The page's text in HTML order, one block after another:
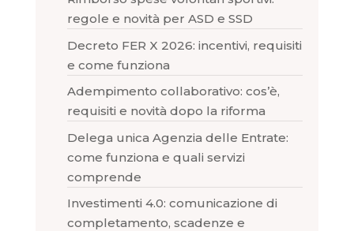
regole e novità per ASD e SSD
Decreto FER X 2026: incentivi, requisiti
e come funziona
Adempimento collaborativo: cos’è,
requisiti e novità dopo la riforma
Delega unica Agenzia delle Entrate:
come funziona e quali servizi
comprende
Investimenti 4.0: comunicazione di
completamento, scadenze e